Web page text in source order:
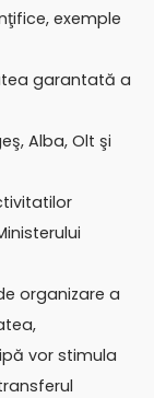
exemple
garantată a
Alba, Olt şi
organizare a
vor stimula